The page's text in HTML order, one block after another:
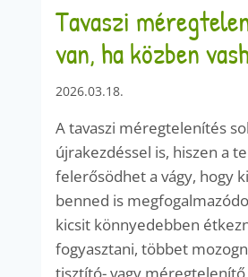
Tavaszi
van, ha közben
2026.03.18.
A tavaszi méregtelenítés
újrakezdéssel is, hiszen a
felerősödhet a vágy, hogy
benned is
kicsit könnyedebben
fogyasztani, többet